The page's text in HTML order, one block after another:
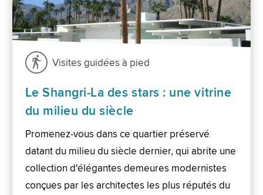
Visites guidées à pied
Le Shangri-La des stars : une vitrine
du milieu du siècle
Promenez-vous dans ce quartier préservé
datant du milieu du siècle dernier, qui abrite une
collection d'élégantes demeures modernistes
conçues par les architectes les plus réputés du